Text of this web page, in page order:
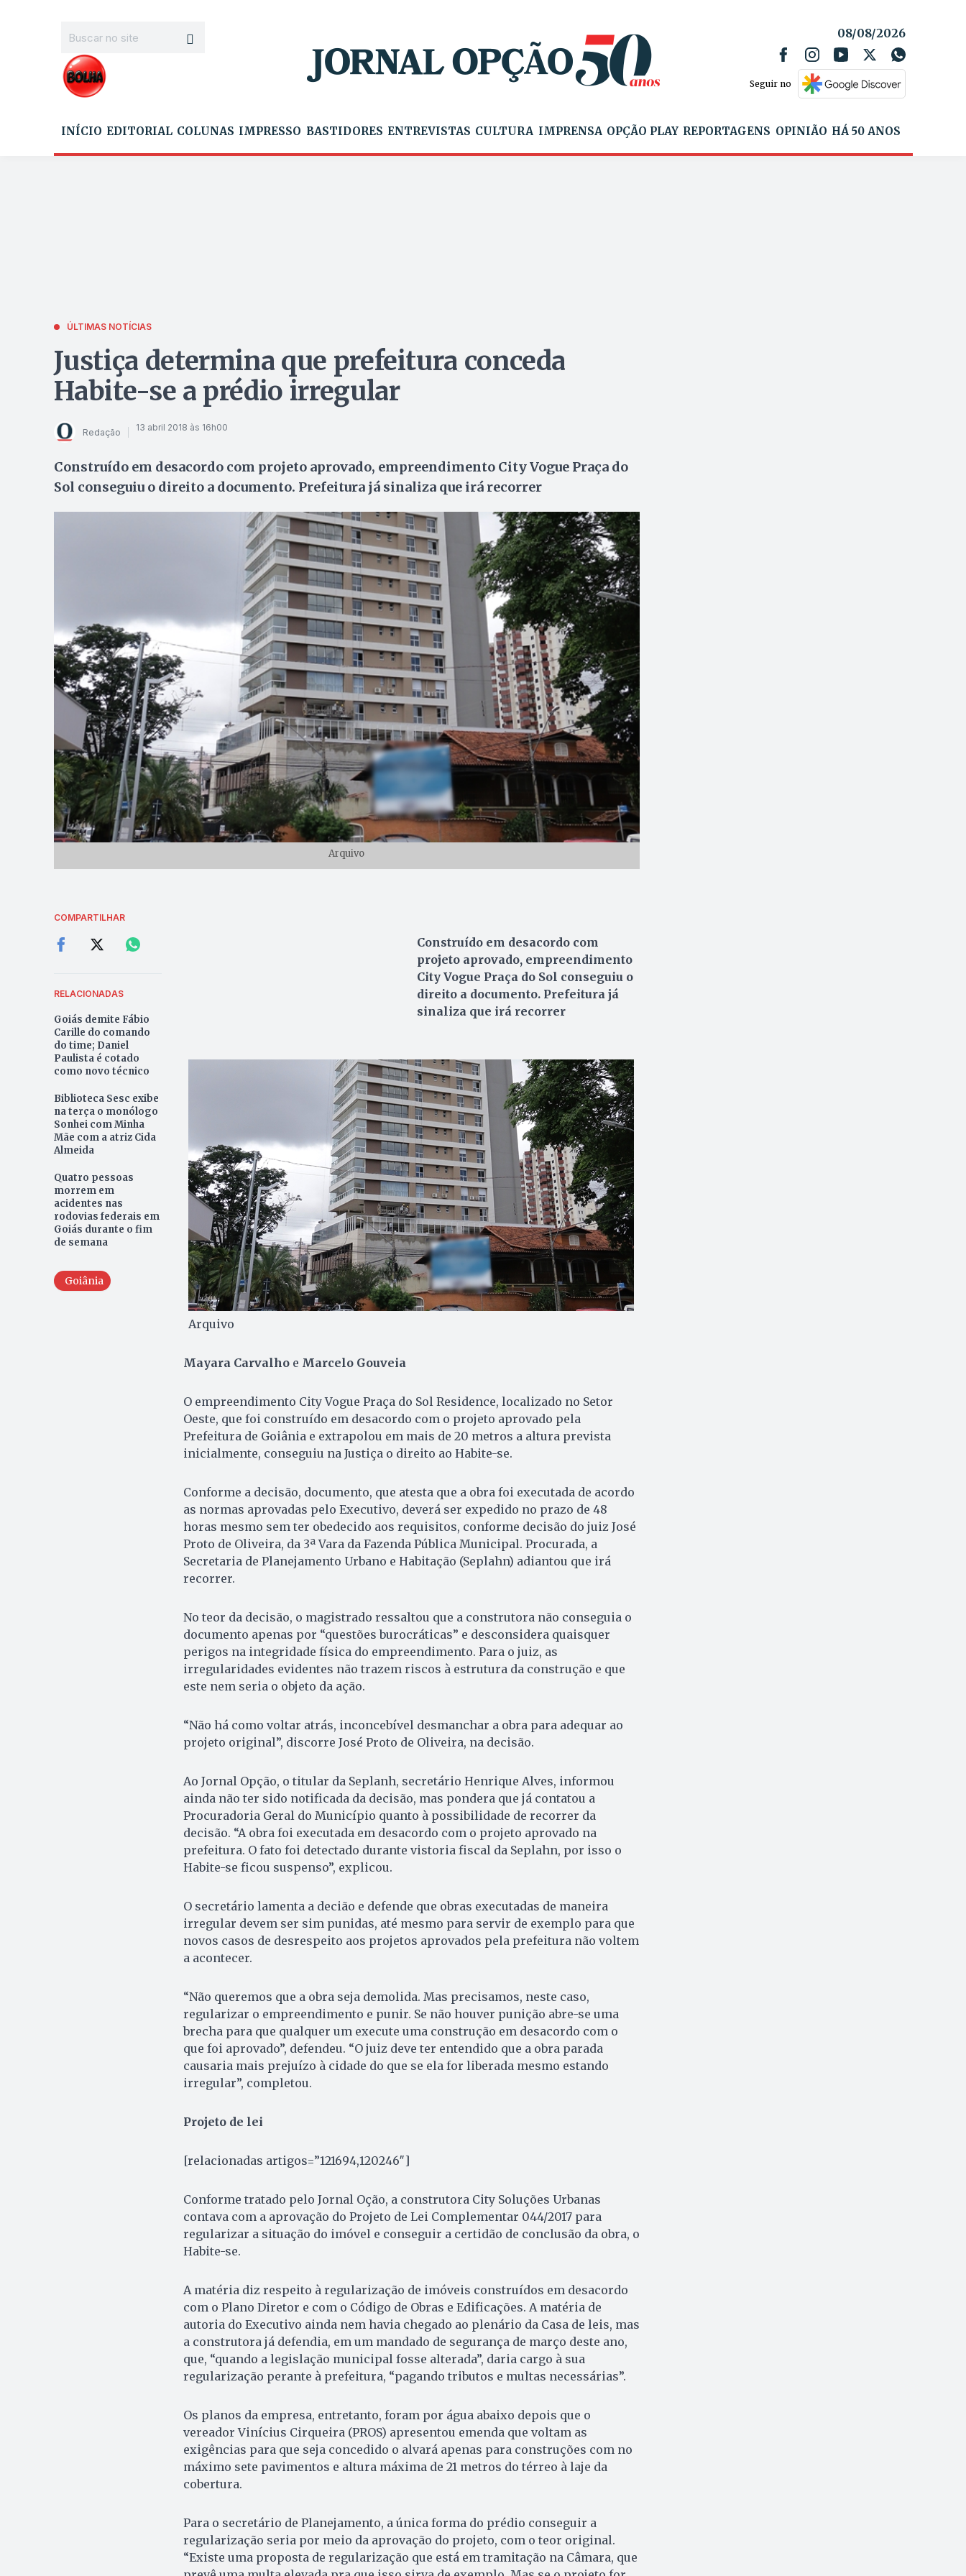
08/08/2026
Seguir no
INÍCIO EDITORIAL COLUNAS IMPRESSO BASTIDORES ENTREVISTAS CULTURA IMPRENSA OPÇÃO PLAY REPORTAGENS OPINIÃO HÁ 50 ANOS
ÚLTIMAS NOTÍCIAS
Justiça determina que prefeitura conceda
Habite-se a prédio irregular
Redação 13 abril 2018 às 16h00
Construído em desacordo com projeto aprovado, empreendimento City Vogue Praça do
Sol conseguiu o direito a documento. Prefeitura já sinaliza que irá recorrer
Arquivo
COMPARTILHAR
RELACIONADAS
Goiás demite Fábio
Carille do comando
do time; Daniel
Paulista é cotado
como novo técnico
Biblioteca Sesc exibe
na terça o monólogo
Sonhei com Minha
Mãe com a atriz Cida
Almeida
Quatro pessoas
morrem em
acidentes nas
rodovias federais em
Goiás durante o fim
de semana
Goiânia
Construído em desacordo com
projeto aprovado, empreendimento
City Vogue Praça do Sol conseguiu o
direito a documento. Prefeitura já
sinaliza que irá recorrer
Arquivo
Mayara Carvalhoe Marcelo Gouveia
O empreendimento City Vogue Praça do Sol Residence, localizado no Setor
Oeste, que foi construído em desacordo com o projeto aprovado pela
Prefeitura de Goiânia e extrapolou em mais de 20 metros a altura prevista
inicialmente, conseguiu na Justiça o direito ao Habite-se.
Conforme a decisão, documento, que atesta que a obra foi executada de acordo
as normas aprovadas pelo Executivo, deverá ser expedido no prazo de 48
horas mesmo sem ter obedecido aos requisitos, conforme decisão do juiz José
Proto de Oliveira, da 3ª Vara da Fazenda Pública Municipal. Procurada, a
Secretaria de Planejamento Urbano e Habitação (Seplahn) adiantou que irá
recorrer.
No teor da decisão, o magistrado ressaltou que a construtora não conseguia o
documento apenas por “questões burocráticas” e desconsidera quaisquer
perigos na integridade física do empreendimento. Para o juiz, as
irregularidades evidentes não trazem riscos à estrutura da construção e que
este nem seria o objeto da ação.
“Não há como voltar atrás, inconcebível desmanchar a obra para adequar ao
projeto original”, discorre José Proto de Oliveira, na decisão.
Ao Jornal Opção, o titular da Seplanh, secretário Henrique Alves, informou
ainda não ter sido notificada da decisão, mas pondera que já contatou a
Procuradoria Geral do Município quanto à possibilidade de recorrer da
decisão. “A obra foi executada em desacordo com o projeto aprovado na
prefeitura. O fato foi detectado durante vistoria fiscal da Seplahn, por isso o
Habite-se ficou suspenso”, explicou.
O secretário lamenta a decião e defende que obras executadas de maneira
irregular devem ser sim punidas, até mesmo para servir de exemplo para que
novos casos de desrespeito aos projetos aprovados pela prefeitura não voltem
a acontecer.
“Não queremos que a obra seja demolida. Mas precisamos, neste caso,
regularizar o empreendimento e punir. Se não houver punição abre-se uma
brecha para que qualquer um execute uma construção em desacordo com o
que foi aprovado”, defendeu. “O juiz deve ter entendido que a obra parada
causaria mais prejuízo à cidade do que se ela for liberada mesmo estando
irregular”, completou.
Projeto de lei
[relacionadas artigos=”121694,120246″]
Conforme tratado pelo Jornal Oção, a construtora City Soluções Urbanas
contava com a aprovação do Projeto de Lei Complementar 044/2017 para
regularizar a situação do imóvel e conseguir a certidão de conclusão da obra, o
Habite-se.
A matéria diz respeito à regularização de imóveis construídos em desacordo
com o Plano Diretor e com o Código de Obras e Edificações. A matéria de
autoria do Executivo ainda nem havia chegado ao plenário da Casa de leis, mas
a construtora já defendia, em um mandado de segurança de março deste ano,
que, “quando a legislação municipal fosse alterada”, daria cargo à sua
regularização perante à prefeitura, “pagando tributos e multas necessárias”.
Os planos da empresa, entretanto, foram por água abaixo depois que o
vereador Vinícius Cirqueira (PROS) apresentou emenda que voltam as
exigências para que seja concedido o alvará apenas para construções com no
máximo sete pavimentos e altura máxima de 21 metros do térreo à laje da
cobertura.
Para o secretário de Planejamento, a única forma do prédio conseguir a
regularização seria por meio da aprovação do projeto, com o teor original.
“Existe uma proposta de regularização que está em tramitação na Câmara, que